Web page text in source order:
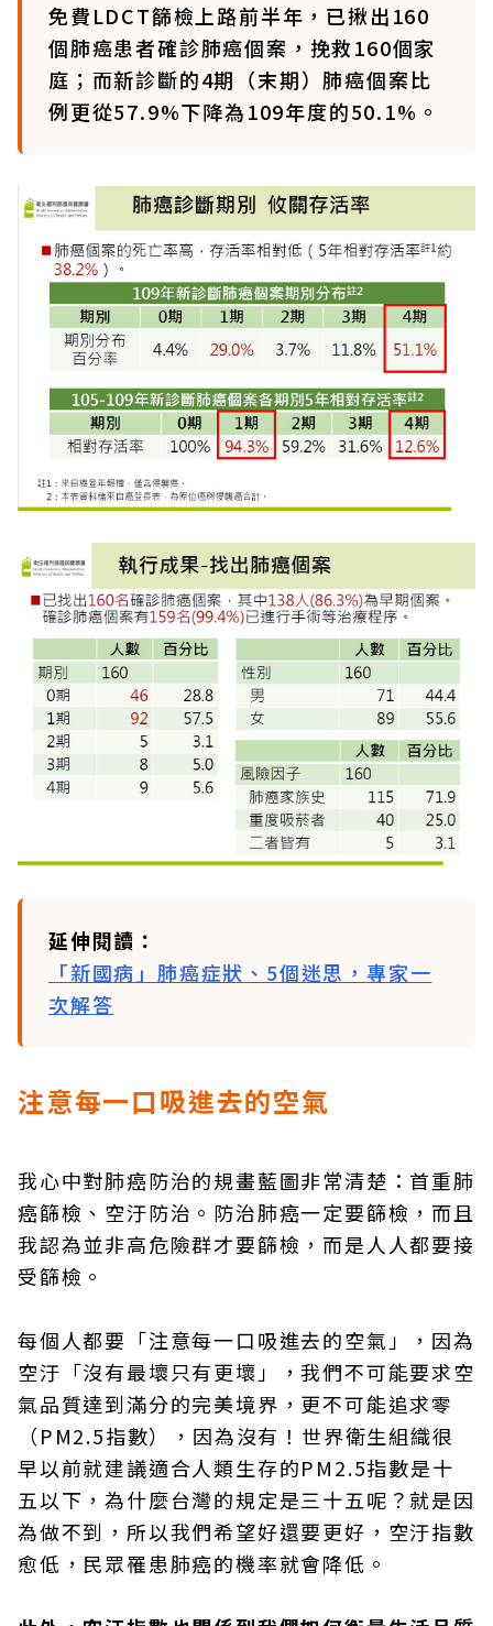
免費LDCT篩檢上路前半年，已揪出160
個肺癌患者確診肺癌個案，挽救160個家
庭；而新診斷的4期（末期）肺癌個案比
例更從57.9%下降為109年度的50.1%。
延伸閱讀：
「新國病」肺癌症狀、5個迷思，專家一
次解答
注意每一口吸進去的空氣
我心中對肺癌防治的規畫藍圖非常清楚：首重肺
癌篩檢、空汙防治。防治肺癌一定要篩檢，而且
我認為並非高危險群才要篩檢，而是人人都要接
受篩檢。
每個人都要「注意每一口吸進去的空氣」，因為
空汙「沒有最壞只有更壞」，我們不可能要求空
氣品質達到滿分的完美境界，更不可能追求零
（PM2.5指數），因為沒有！世界衛生組織很
早以前就建議適合人類生存的PM2.5指數是十
五以下，為什麼台灣的規定是三十五呢？就是因
為做不到，所以我們希望好還要更好，空汙指數
愈低，民眾罹患肺癌的機率就會降低。